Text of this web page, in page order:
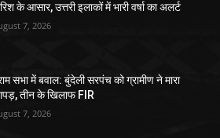
के आसार, उत्तरी इलाकों में भारी वर्षा का अलर्ट
7, 2026
सभा में बवाल: बुंदेली सरपंच को ग्रामीण ने मारा
तीन के खिलाफ FIR
7, 2026